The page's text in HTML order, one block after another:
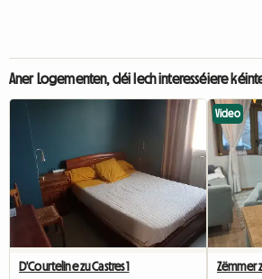
Aner Logementen, déi Iech interesséiere
D'Courteline zu Castres 1
Video
Zëmmer